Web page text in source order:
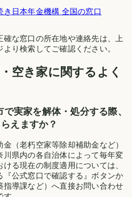
き 日本年金機構 全国の窓口
確な窓口の所在地や連絡先は、上
り検索してご確認ください。
空き家に関するよく
実家を解体・処分する際、
えますか？
（老朽空家等除却補助金など）
川県内の各自治体によって毎年変
る現在の制度適用については、
『公式窓口で確認する』ボタンか
指導課など）へ直接お問い合わせ